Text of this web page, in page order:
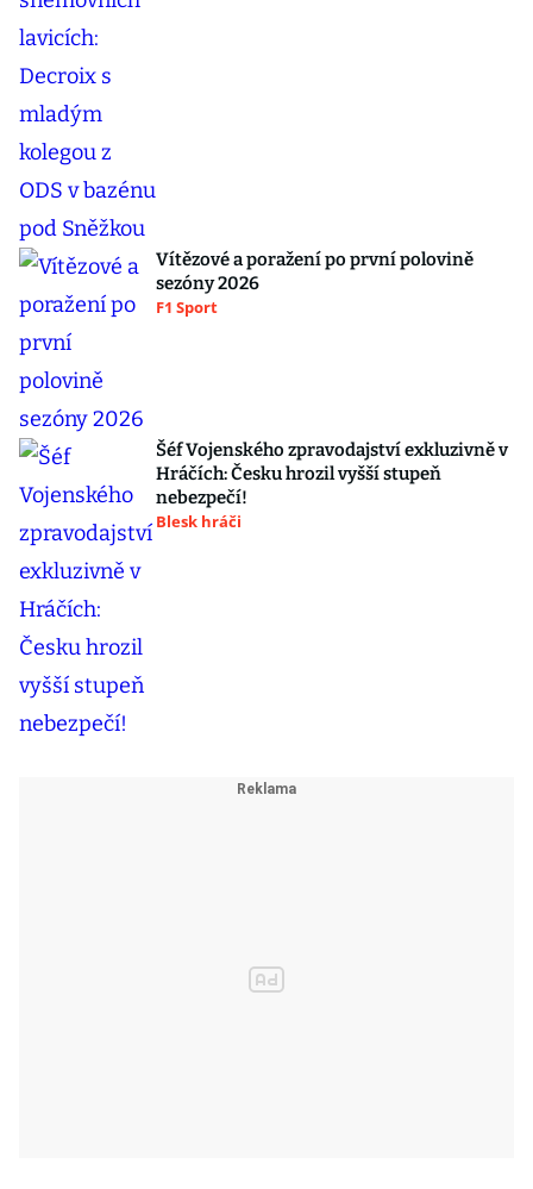
Vítězové a poražení po první polovině
sezóny 2026
F1 Sport
Šéf Vojenského zpravodajství exkluzivně v
Hráčích: Česku hrozil vyšší stupeň
nebezpečí!
Blesk hráči